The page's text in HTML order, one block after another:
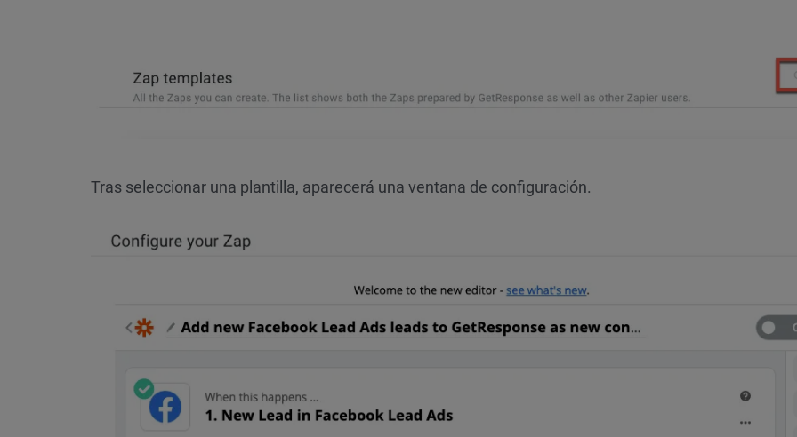
Tras seleccionar una plantilla, aparecerá una ventana de configuración.